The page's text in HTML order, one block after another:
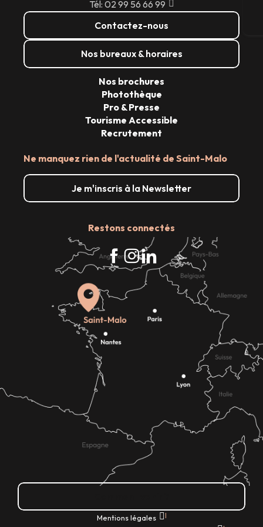
Tél: 02 99 56 66 99
Contactez-nous
Nos bureaux & horaires
Ne manquez rien de l'actualité de Saint-Malo
Je m'inscris à la Newsletter
Restons connectés
Nos brochures
Photothèque
Pro & Presse
Tourisme Accessible
Recrutement
Mentions légales |